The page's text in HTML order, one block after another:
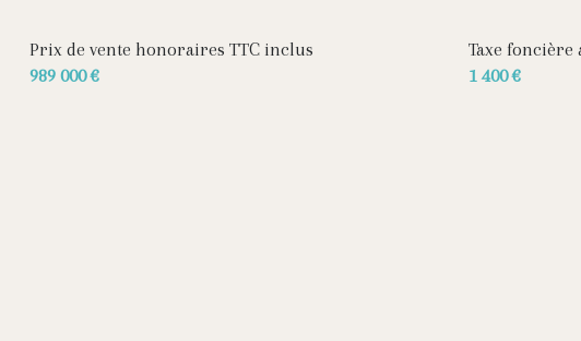
Prix de vente honoraires TTC inclus
989 000 €
Taxe foncière
1 400 €